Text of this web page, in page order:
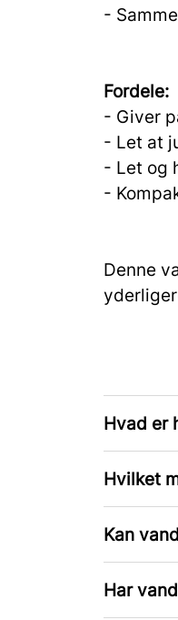
-
Fordele:
- Giver
- Let at
- Let og
-
Denne
Hvad er
Hvilket
Kan
Har